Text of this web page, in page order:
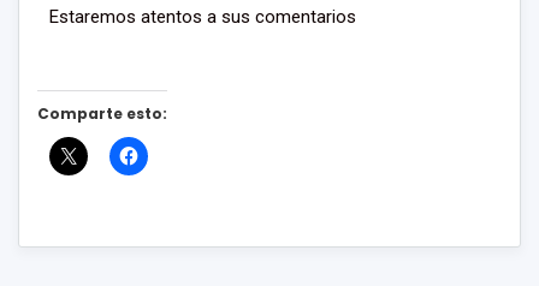
Estaremos atentos a sus comentarios
Comparte esto: